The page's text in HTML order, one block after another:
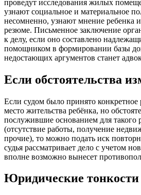
проведут исследования жилых
узнают социальное и материальное
несомненно, узнают мнение ребенка
резюме. Письменное заключение
к делу, если оно составлено
помощником в формировании базы
недостающих аргументов станет
Если обстоятельства
Если судом было принято
место жительства ребёнка, но
послужившие основанием для такого
(отсутствие работы, получение
прочие), то можно подать иск
судья рассматривает дело с учетом
вполне возможно вынесет
Юридические тонкости